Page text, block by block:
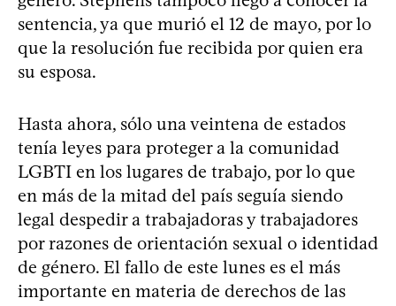
sentencia, ya que murió el 12 de mayo, por lo
que la resolución fue recibida por quien era
su esposa.
Hasta ahora, sólo una veintena de estados
tenía leyes para proteger a la comunidad
LGBTI en los lugares de trabajo, por lo que
en más de la mitad del país seguía siendo
legal despedir a trabajadoras y trabajadores
por razones de orientación sexual o identidad
de género. El fallo de este lunes es el más
importante en materia de derechos de las